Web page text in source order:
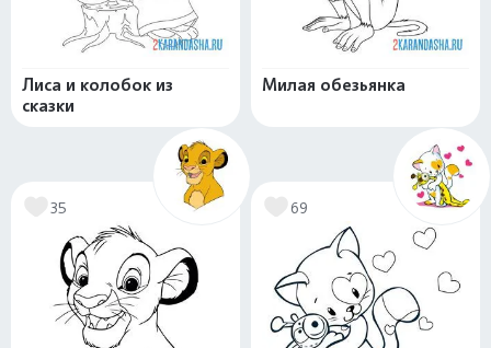
Лиса и колобок из
сказки
Милая обезьянка
35 69